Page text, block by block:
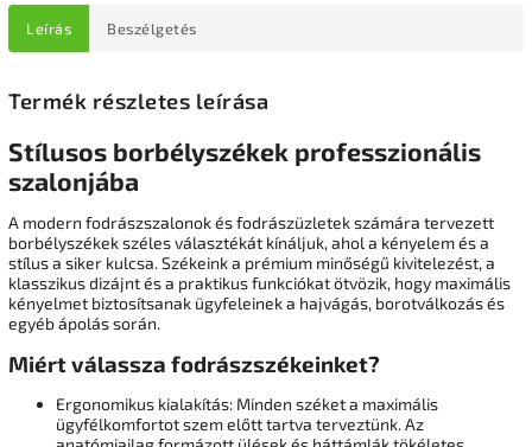
Leírás Beszélgetés
Termék részletes leírása
Stílusos borbélyszékek professzionális
szalonjába
A modern fodrászszalonok és fodrászüzletek számára tervezett
borbélyszékek széles választékát kínáljuk, ahol a kényelem és a
stílus a siker kulcsa. Székeink a prémium minőségű kivitelezést, a
klasszikus dizájnt és a praktikus funkciókat ötvözik, hogy maximális
kényelmet biztosítsanak ügyfeleinek a hajvágás, borotválkozás és
egyéb ápolás során.
Miért válassza fodrászszékeinket?
Ergonomikus kialakítás: Minden széket a maximális
ügyfélkomfortot szem előtt tartva terveztünk. Az